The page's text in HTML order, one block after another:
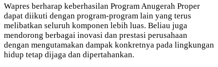
Wapres berharap keberhasilan Program Anugerah Proper
dapat diikuti dengan program-program lain yang terus
melibatkan seluruh komponen lebih luas. Beliau juga
mendorong berbagai inovasi dan prestasi perusahaan
dengan mengutamakan dampak konkretnya pada lingkungan
hidup tetap dijaga dan dipertahankan.